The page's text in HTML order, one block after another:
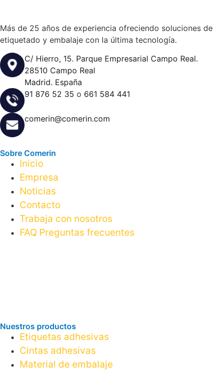
Más de 25 años de experiencia ofreciendo soluciones de
etiquetado y embalaje con la última tecnología.
C/ Hierro, 15. Parque Empresarial Campo Real.
28510 Campo Real
Madrid. España
91 876 52 35 o 661 584 441
comerin@comerin.com
Sobre Comerin
Inicio
Empresa
Noticias
Contacto
Trabaja con nosotros
FAQ Preguntas frecuentes
Nuestros productos
Etiquetas adhesivas
Cintas adhesivas
Material de embalaje